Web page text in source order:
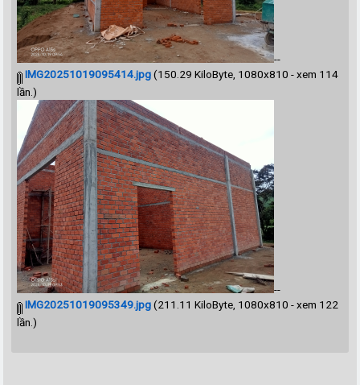
--
IMG20251019095414.jpg(150.29 KiloByte, 1080x810 - xem 114
lần.)
--
IMG20251019095349.jpg(211.11 KiloByte, 1080x810 - xem 122
lần.)